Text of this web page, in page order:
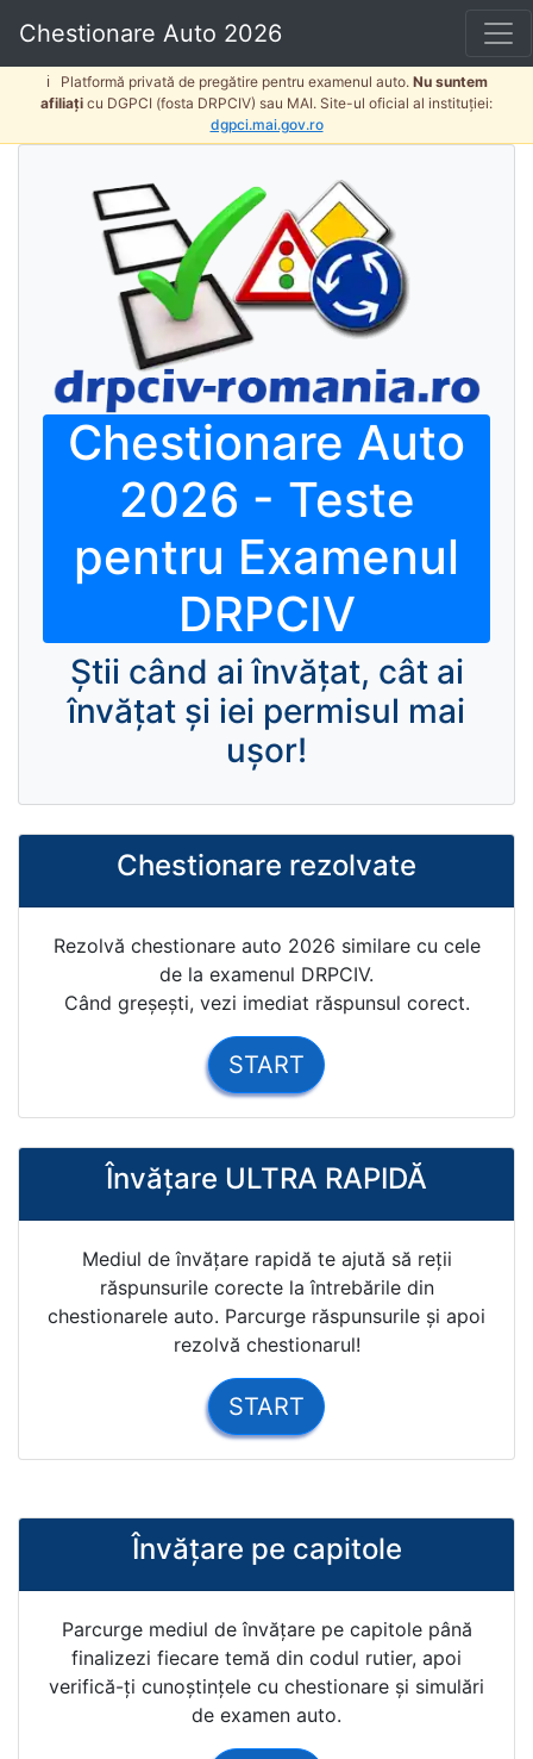
Chestionare Auto 2026
ℹ️ Platformă privată de pregătire pentru examenul auto.Nu suntem
afiliați cu DGPCI (fosta DRPCIV) sau MAI. Site-ul oficial al instituției:
dgpci.mai.gov.ro
Chestionare Auto
2026 - Teste
pentru Examenul
DRPCIV
Ştii când ai învăţat, cât ai
învăţat şi iei permisul mai
uşor!
Chestionare rezolvate
Rezolvă chestionare auto 2026 similare cu cele
de la examenul DRPCIV.
Când greșești, vezi imediat răspunsul corect.
START
Învăţare ULTRA RAPIDĂ
Mediul de învățare rapidă te ajută să reții
răspunsurile corecte la întrebările din
chestionarele auto. Parcurge răspunsurile și apoi
rezolvă chestionarul!
START
Învăţare pe capitole
Parcurge mediul de învățare pe capitole până
finalizezi fiecare temă din codul rutier, apoi
verifică-ți cunoștințele cu chestionare și simulări
de examen auto.